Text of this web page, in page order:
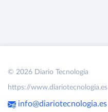
© 2026 Diario Tecnología
https://www.diariotecnologia.es
info@diariotecnologia.es